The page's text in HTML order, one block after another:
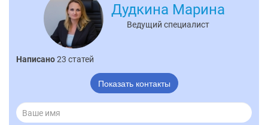
Дудкина Марина
Ведущий специалист
Написано23 статей
Показать контакты